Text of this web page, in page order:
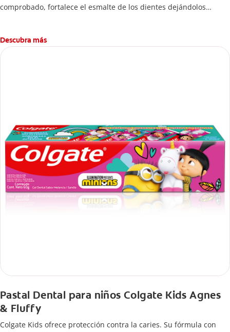
comprobado, fortalece el esmalte de los dientes dejándolos
Descubra más
Pastal Dental para niños Colgate Kids Agnes
& Fluffy
Colgate Kids ofrece protección contra la caries. Su fórmula con